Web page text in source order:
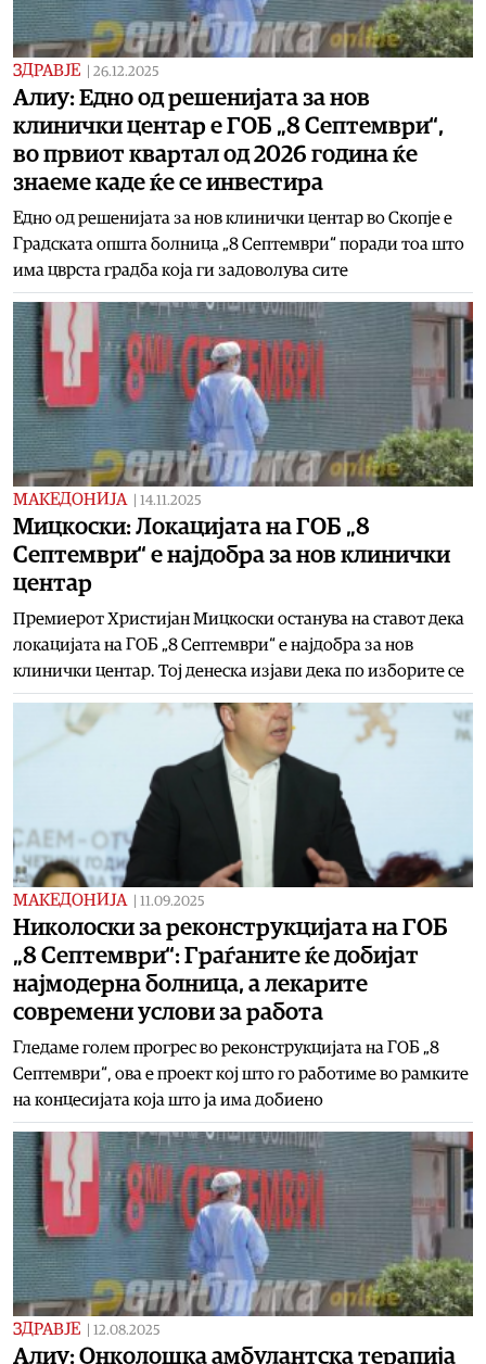
ЗДРАВЈЕ 26.12.2025
Алиу: Едно од решенијата за нов
клинички центар е ГОБ „8 Септември“,
во првиот квартал од 2026 година ќе
знаеме каде ќе се инвестира
Едно од решенијата за нов клинички центар во Скопје е
Градската општа болница „8 Септември“ поради тоа што
има цврста градба која ги задоволува сите
МАКЕДОНИЈА 14.11.2025
Мицкоски: Локацијата на ГОБ „8
Септември“ е најдобра за нов клинички
центар
Премиерот Христијан Мицкоски останува на ставот дека
локацијата на ГОБ „8 Септември“ е најдобра за нов
клинички центар. Тој денеска изјави дека по изборите се
МАКЕДОНИЈА 11.09.2025
Николоски за реконструкцијата на ГОБ
„8 Септември“: Граѓаните ќе добијат
најмодерна болница, а лекарите
современи услови за работа
Гледаме голем прогрес во реконструкцијата на ГОБ „8
Септември“, ова е проект кој што го работиме во рамките
на концесијата која што ја има добиено
ЗДРАВЈЕ 12.08.2025
Алиу: Онколошка амбулантска терапија